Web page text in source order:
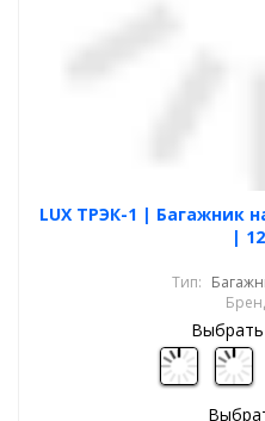
LUX ТРЭК-1 | Багажник
|
Тип: